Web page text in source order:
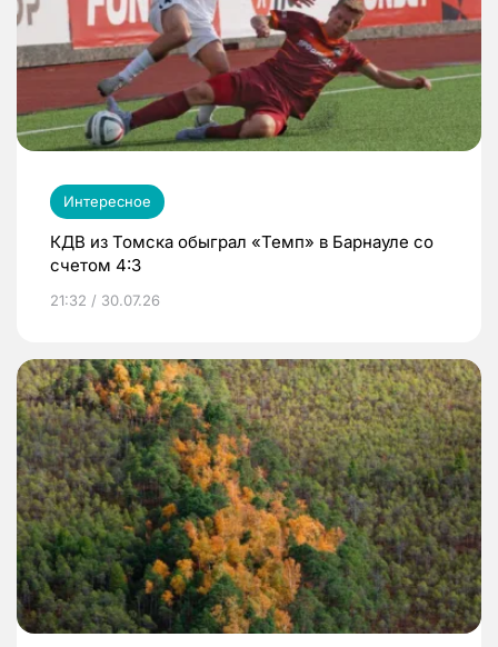
Интересное
КДВ из Томска обыграл «Темп» в Барнауле со
счетом 4:3
21:32 / 30.07.26